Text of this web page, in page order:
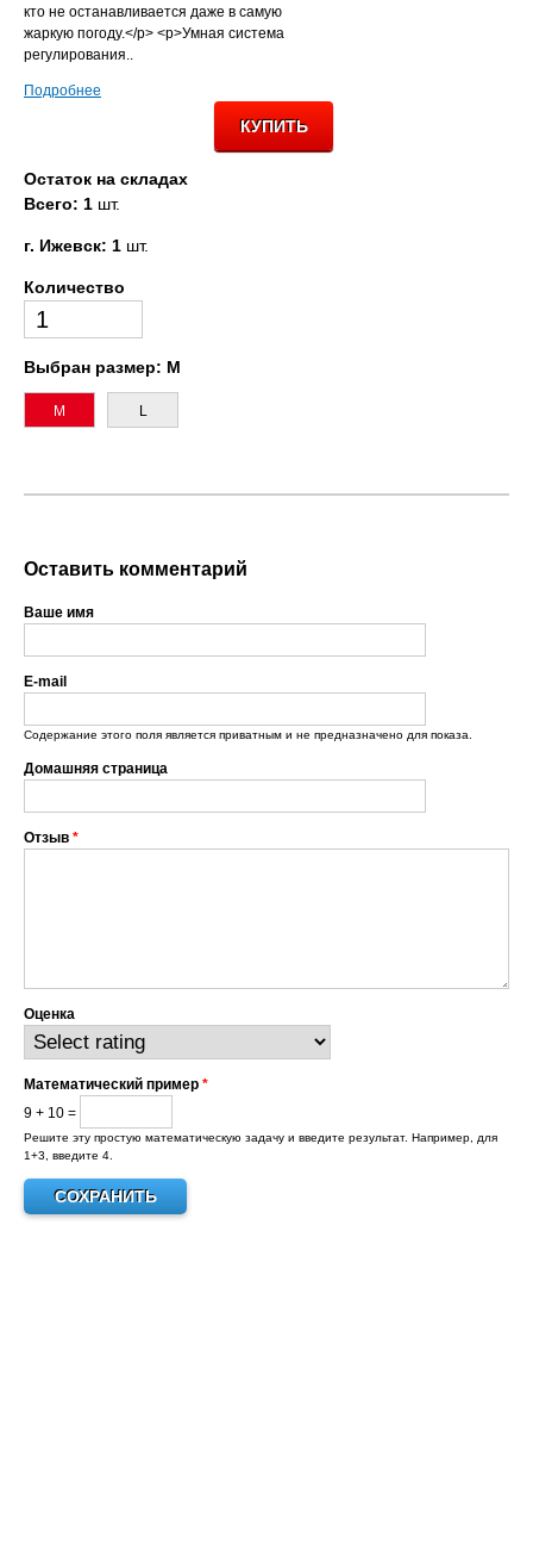
кто не останавливается даже в самую
жаркую погоду.</p> <p>Умная система
регулирования..
Подробнее
Остаток на складах
Всего: 1 шт.
г. Ижевск: 1 шт.
Количество
Выбран размер: M
M L
Оставить комментарий
Ваше имя
E-mail
Содержание этого поля является приватным и не предназначено для показа.
Домашняя страница
Отзыв *
Оценка
Математический пример *
9 + 10 =
Решите эту простую математическую задачу и введите результат. Например, для
1+3, введите 4.